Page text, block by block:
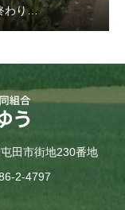
わり…
田市街地230番地
2-4797